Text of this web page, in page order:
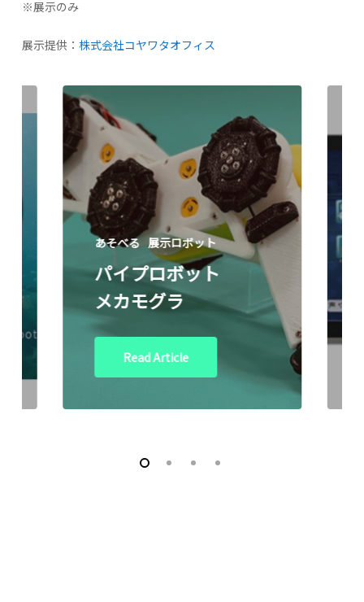
※展示のみ
展示提供：株式会社コヤワタオフィス
あそべる 展示ロボット
パイプロボット
メカモグラ
Read Article